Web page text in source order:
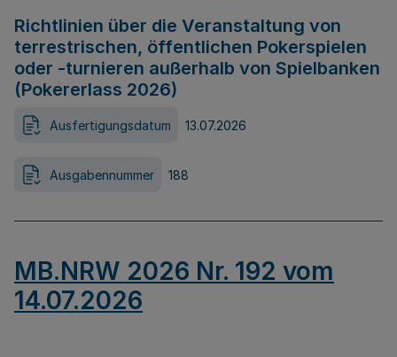
Richtlinien über die Veranstaltung von
terrestrischen, öffentlichen Pokerspielen
oder -turnieren außerhalb von Spielbanken
(Pokererlass 2026)
Ausfertigungsdatum 13.07.2026
Ausgabennummer 188
MB.NRW 2026 Nr. 192 vom
14.07.2026